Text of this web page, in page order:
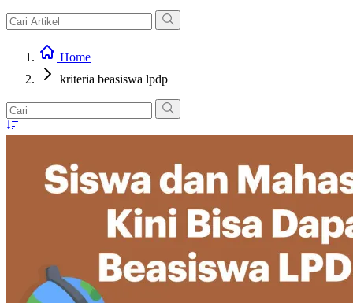
Home
kriteria beasiswa lpdp